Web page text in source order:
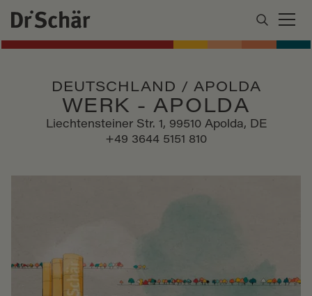
DEUTSCHLAND / APOLDA
WERK - APOLDA
Liechtensteiner Str. 1, 99510 Apolda, DE
+49 3644 5151 810